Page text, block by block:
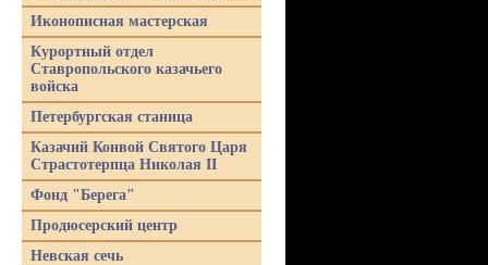
Иконописная мастерская
Курортный отдел
Ставропольского казачьего
войска
Петербургская станица
Казачий Конвой Святого Царя
Страстотерпца Николая II
Фонд "Берега"
Продюсерский центр
Невская сечь